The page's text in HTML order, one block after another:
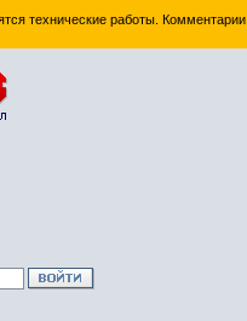
технические работы.